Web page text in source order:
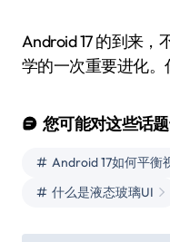
Android 17 的到来
学的一次重要进化。
您可能对这些话
Android 17如何平衡
什么是液态玻璃UI